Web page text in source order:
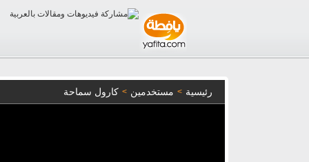
رئيسية > مستخدمين > كارول سماحة